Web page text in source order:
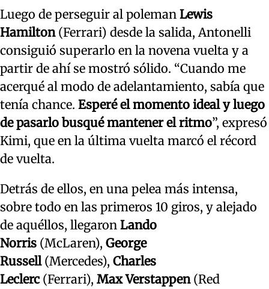
Luego de perseguir al poleman Lewis
Hamilton(Ferrari) desde la salida, Antonelli
consiguió superarlo en la novena vuelta y a
partir de ahí se mostró sólido. “Cuando me
acerqué al modo de adelantamiento, sabía que
tenía chance. Esperé el momento ideal y luego
de pasarlo busqué mantener el ritmo”, expresó
Kimi, que en la última vuelta marcó el récord
de vuelta.
Detrás de ellos, en una pelea más intensa,
sobre todo en las primeros 10 giros, y alejado
de aquéllos, llegaron Lando
Norris (McLaren), George
Russell(Mercedes), Charles
Leclerc(Ferrari), Max Verstappen(Red